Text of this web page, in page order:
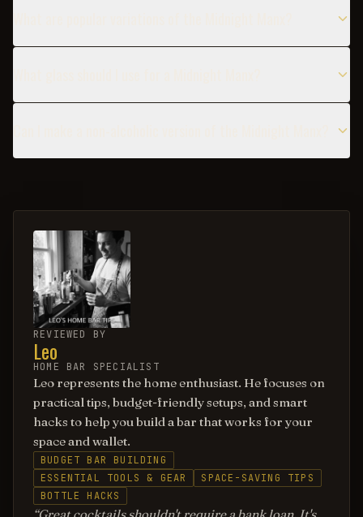
REVIEWED BY
Leo
HOME BAR SPECIALIST
Leo represents the home enthusiast. He focuses on
practical tips, budget-friendly setups, and smart
hacks to help you build a bar that works for your
space and wallet.
BUDGET BAR BUILDING
ESSENTIAL TOOLS & GEAR
SPACE-SAVING TIPS
BOTTLE HACKS